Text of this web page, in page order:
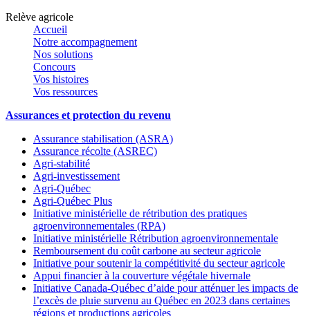
Relève agricole
Accueil
Notre accompagnement
Nos solutions
Concours
Vos histoires
Vos ressources
Assurances et protection du revenu
Assurance stabilisation (ASRA)
Assurance récolte (ASREC)
Agri-stabilité
Agri-investissement
Agri-Québec
Agri-Québec Plus
Initiative ministérielle de rétribution des pratiques
agroenvironnementales (RPA)
Initiative ministérielle Rétribution agroenvironnementale
Remboursement du coût carbone au secteur agricole
Initiative pour soutenir la compétitivité du secteur agricole
Appui financier à la couverture végétale hivernale
Initiative Canada-Québec d’aide pour atténuer les impacts de
l’excès de pluie survenu au Québec en 2023 dans certaines
régions et productions agricoles